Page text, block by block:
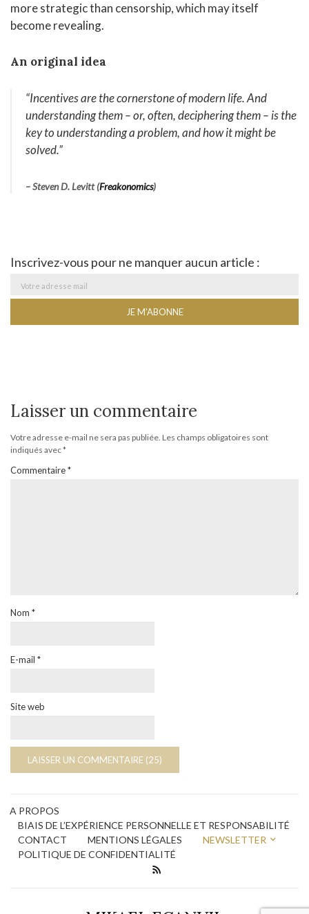
more strategic than censorship, which may itself
become revealing.
An original idea
“Incentives are the cornerstone of modern life. And
understanding them – or, often, deciphering them – is the
key to understanding a problem, and how it might be
solved.”
– Steven D. Levitt (Freakonomics)
Inscrivez-vous pour ne manquer aucun article :
Laisser un commentaire
Votre adresse e-mail ne sera pas publiée. Les champs obligatoires sont
indiqués avec*
Commentaire*
Nom *
E-mail *
Site web
A PROPOS
BIAIS DE L’EXPÉRIENCE PERSONNELLE ET RESPONSABILITÉ
CONTACT
MENTIONS LÉGALES
NEWSLETTER
POLITIQUE DE CONFIDENTIALITÉ